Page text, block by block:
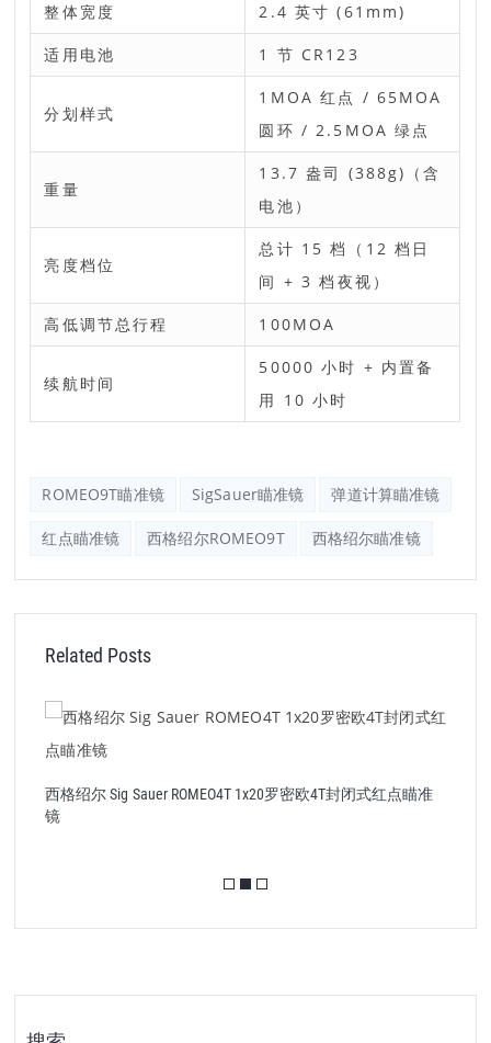
整体宽度 2.4 英寸 (61mm)
适用电池 1 节 CR123
分划样式
1MOA 红点 / 65MOA
圆环 / 2.5MOA 绿点
重量
13.7 盎司 (388g)（含
电池）
亮度档位
总计 15 档（12 档日
间 + 3 档夜视）
高低调节总行程 100MOA
续航时间
50000 小时 + 内置备
用 10 小时
ROMEO9T瞄准镜 SigSauer瞄准镜 弹道计算瞄准镜
红点瞄准镜 西格绍尔ROMEO9T 西格绍尔瞄准镜
Related Posts
西格绍尔 Sig Sauer ROMEO4T 1x20罗密欧4T封闭式红点瞄准
镜